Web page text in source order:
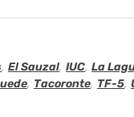
, El Sauzal, IUC, La
, Tacoronte, TF-5,